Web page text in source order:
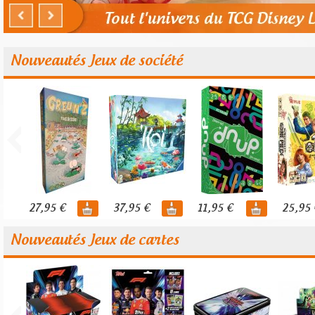
Nouveautés Jeux de société
27,95 € 37,95 € 11,95 € 25,95
Nouveautés Jeux de cartes